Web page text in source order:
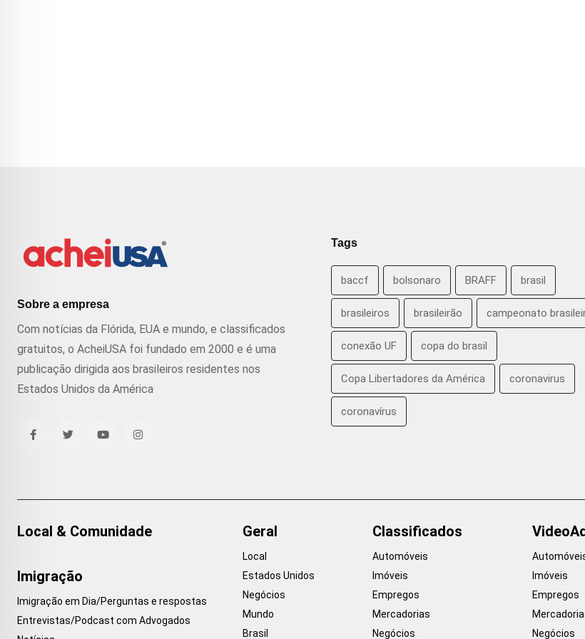
Sobre a empresa
Com notícias da Flórida, EUA e mundo, e classificados
gratuitos, o AcheiUSA foi fundado em 2000 e é uma
publicação dirigida aos brasileiros residentes nos
Estados Unidos da América
Tags
baccf bolsonaro BRAFF brasil
brasileiros brasileirão campeonato
conexão UF copa do brasil
Copa Libertadores da América coronavirus
coronavírus
Local & Comunidade
Imigração
Imigração em Dia/Perguntas e respostas
Entrevistas/Podcast com Advogados
Geral
Local
Estados Unidos
Negócios
Mundo
Brasil
Classificados
Automóveis
Imóveis
Empregos
Mercadorias
Negócios
Imóveis
Empregos
Negócios